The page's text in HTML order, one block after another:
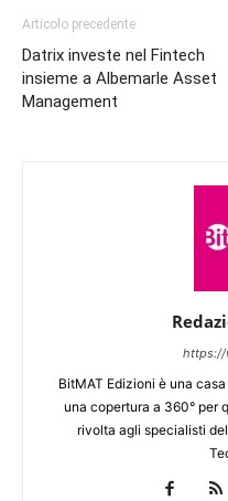
Articolo precedente
Datrix investe nel Fintech
insieme a Albemarle Asset
Management
https://
BitMAT Edizioni è una
una copertura a 360° per
rivolta agli specialisti